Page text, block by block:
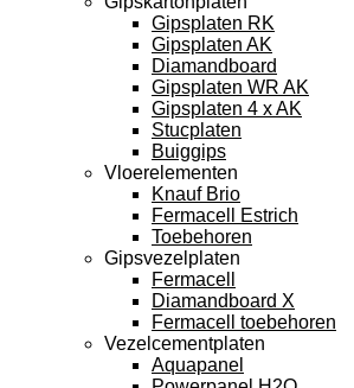
Gipsplaten RK
Gipsplaten AK
Diamandboard
Gipsplaten WR AK
Gipsplaten 4 x AK
Stucplaten
Buiggips
Vloerelementen
Knauf Brio
Fermacell Estrich
Toebehoren
Gipsvezelplaten
Fermacell
Diamandboard X
Fermacell toebehoren
Vezelcementplaten
Aquapanel